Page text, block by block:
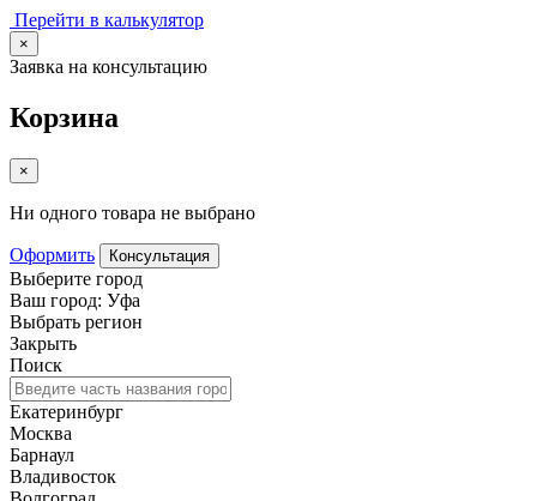
Перейти в калькулятор
×
Заявка на консультацию
Корзина
×
Ни одного товара не выбрано
Оформить Консультация
Выберите город
Ваш город: Уфа
Выбрать регион
Закрыть
Поиск
Екатеринбург
Москва
Барнаул
Владивосток